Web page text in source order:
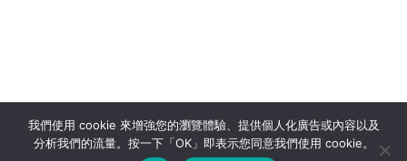
seo公司|sem公司|網頁設計|網頁設計公司by isualsense
我們使用 cookie 來增強您的瀏覽體驗、提供個人化廣告或內容以及
分析我們的流量。按一下「OK」即表示您同意我們使用 cookie。